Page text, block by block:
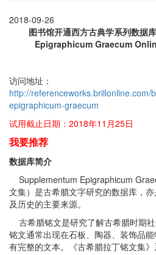
2018-09-26
图书馆开通西方古典学系列数据
Epigraphicum Graecum
访问地址：
http://referenceworks.brillonline.com/
epigraphicum-graecum
试用截止日期：2018年11月25日
我要推荐
数据库简介
Supplementum Epigraphicum
文集）是古希腊文字研究的数据库，
及历史的主要来源。
古希腊铭文是研究了解古希腊时期
铭文通常出现在石板、陶器、装饰品
有完整的文本。《古希腊拉丁铭文集